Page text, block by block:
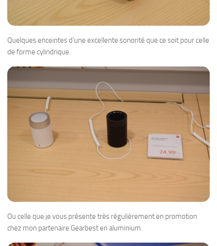
Quelques enceintes d’une excellente sonorité que ce soit pour celle
de forme cylindrique.
Ou celle que je vous présente très régulièrement en promotion
chez mon partenaire Gearbest en aluminium.